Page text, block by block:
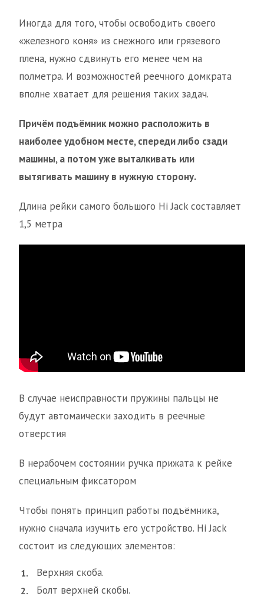
Иногда для того, чтобы освободить своего
«железного коня» из снежного или грязевого
плена, нужно сдвинуть его менее чем на
полметра. И возможностей реечного домкрата
вполне хватает для решения таких задач.
Причём подъёмник можно расположить в
наиболее удобном месте, спереди либо сзади
машины, а потом уже выталкивать или
вытягивать машину в нужную сторону.
Длина рейки самого большого Hi Jack составляет
1,5 метра
В случае неисправности пружины пальцы не
будут автомаически заходить в реечные
отверстия
В нерабочем состоянии ручка прижата к рейке
специальным фиксатором
Чтобы понять принцип работы подъёмника,
нужно сначала изучить его устройство. Hi Jack
состоит из следующих элементов:
Верхняя скоба.
Болт верхней скобы.